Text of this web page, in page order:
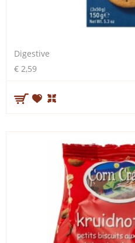
Digestive
€ 2,59